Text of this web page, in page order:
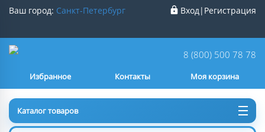
Ваш город: Санкт-Петербург
Нет
Вход| Регистрация
8 (800) 500 78 78
Контакты
Избранное Моя корзина
Каталог товаров